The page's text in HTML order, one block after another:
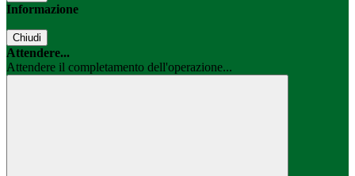
Informazione
Chiudi
Attendere...
Attendere il completamento dell'operazione...